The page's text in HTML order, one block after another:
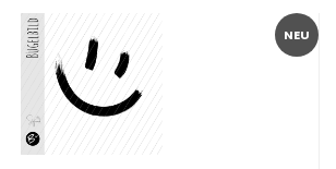
NEU